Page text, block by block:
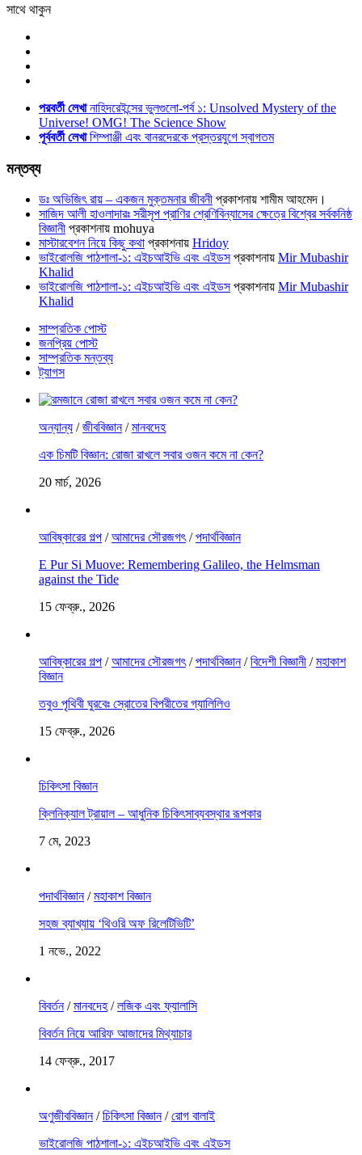
সাথে থাকুন
পরবর্তী লেখা নাহিদরেইন্সের ভুলগুলো-পর্ব ১: Unsolved Mystery of the
Universe! OMG! The Science Show
পূর্ববর্তী লেখা শিম্পাঞ্জী এবং বানরদেরকে প্রস্তরযুগে স্বাগতম
মন্তব্য
ডঃ অভিজিৎ রায় – একজন মুক্তমনার জীবনী প্রকাশনায় শামীম আহমেদ।
সাজিদ আলী হাওলাদারঃ সরীসৃপ প্রাণির শ্রেণিবিন্যাসের ক্ষেত্রে বিশ্বের সর্বকনিষ্ঠ
বিজ্ঞানী প্রকাশনায় mohuya
মাস্টারবেশন নিয়ে কিছু কথা প্রকাশনায় Hridoy
ভাইরোলজি পাঠশালা-১: এইচআইভি এবং এইডসপ্রকাশনায় Mir Mubashir
Khalid
ভাইরোলজি পাঠশালা-১: এইচআইভি এবং এইডসপ্রকাশনায় Mir Mubashir
Khalid
সাম্প্রতিক পোস্ট
জনপ্রিয় পোস্ট
সাম্প্রতিক মন্তব্য
ট্যাগস
অন্যান্য /জীববিজ্ঞান/মানবদেহ
এক চিমটি বিজ্ঞান: রোজা রাখলে সবার ওজন কমে না কেন?
20 মার্চ, 2026
আবিষ্কারের গল্প /আমাদের সৌরজগৎ/পদার্থবিজ্ঞান
E Pur Si Muove: Remembering Galileo, the Helmsman
against the Tide
15 ফেব্রু., 2026
আবিষ্কারের গল্প /আমাদের সৌরজগৎ/পদার্থবিজ্ঞান/বিদেশী বিজ্ঞানী /মহাকাশ
বিজ্ঞান
তবুও পৃথিবী ঘুরবেঃ স্রোতের বিপরীতের গ্যালিলিও
15 ফেব্রু., 2026
চিকিৎসা বিজ্ঞান
ক্লিনিক্যাল ট্রায়াল – আধুনিক চিকিৎসাব্যবস্থার রূপকার
7 মে, 2023
পদার্থবিজ্ঞান/মহাকাশ বিজ্ঞান
সহজ ব্যাখ্যায় ‘থিওরি অফ রিলেটিভিটি’
1 নভে., 2022
বিবর্তন/মানবদেহ/লজিক এবং ফ্যালাসি
বিবর্তন নিয়ে আরিফ আজাদের মিথ্যাচার
14 ফেব্রু., 2017
অণুজীববিজ্ঞান/চিকিৎসা বিজ্ঞান/রোগ বালাই
ভাইরোলজি পাঠশালা-১: এইচআইভি এবং এইডস